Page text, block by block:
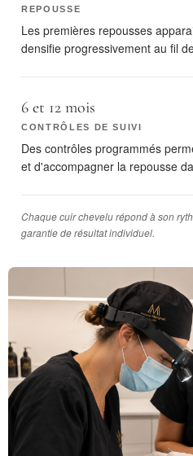
REPOUSSE
Les premières repousses
densifie progressivement au fil
6 et 12 mois
CONTRÔLES DE SUIVI
Des contrôles programmés
et d'accompagner la repousse
Chaque cuir chevelu répond à son
garantie de résultat individuel.